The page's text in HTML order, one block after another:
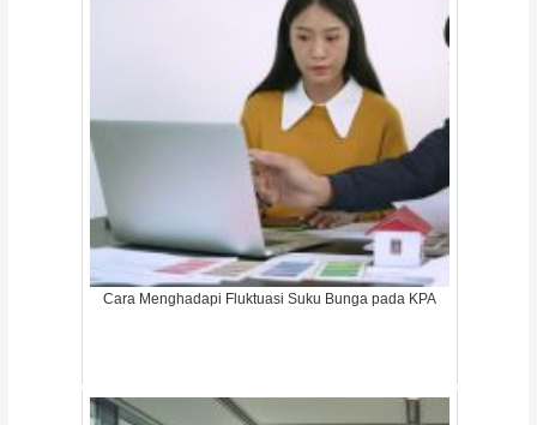
Cara Menghadapi Fluktuasi Suku Bunga pada KPA